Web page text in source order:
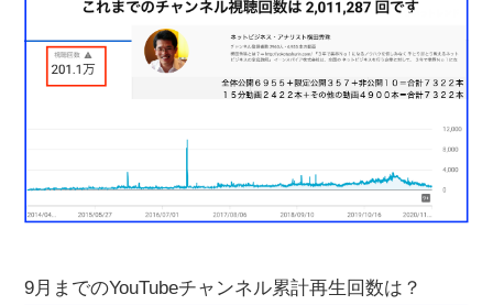
9月までのYouTubeチャンネル累計再生回数は？